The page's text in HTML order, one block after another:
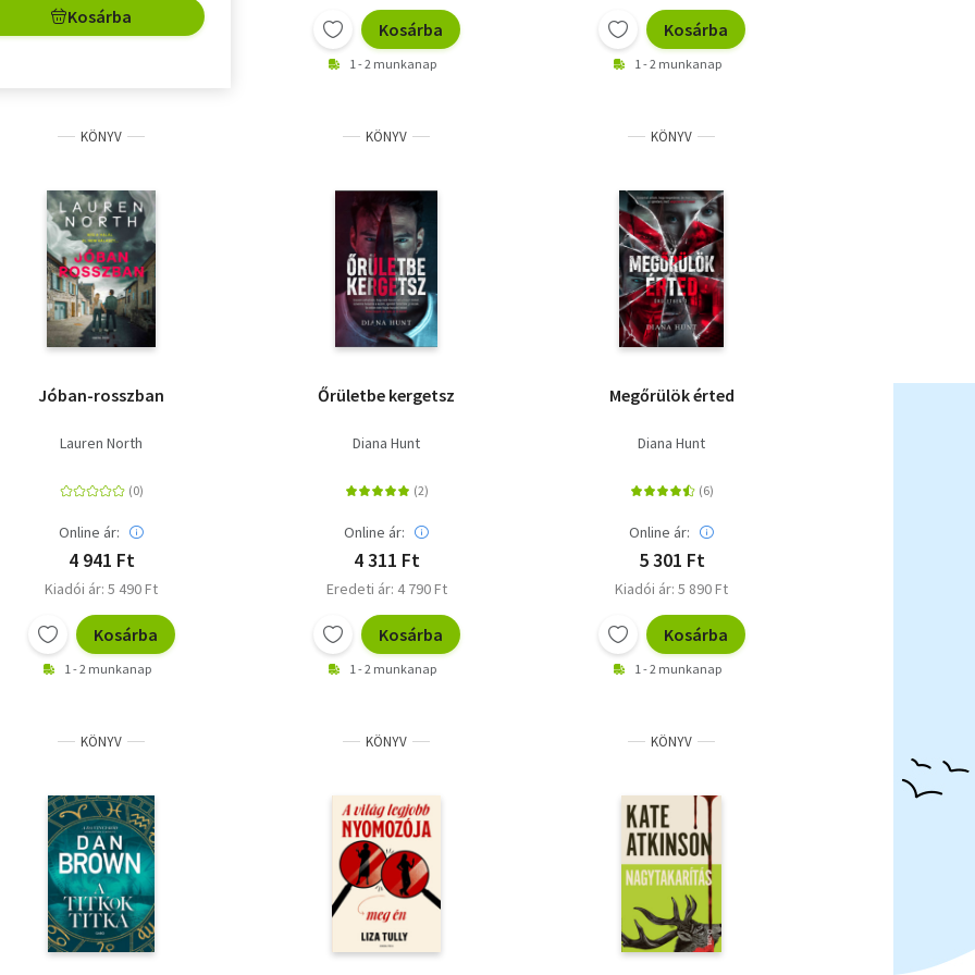
Kosárba
Kosárba
1 - 2 munkanap
Kosárba
1 - 2 munkanap
KÖNYV
Jóban-rosszban
Lauren North
Online ár:
4 941 Ft
Kiadói ár: 5 490 Ft
Kosárba
1 - 2 munkanap
KÖNYV
Őrületbe kergetsz
Diana Hunt
Online ár:
4 311 Ft
Eredeti ár: 4 790 Ft
Kosárba
1 - 2 munkanap
KÖNYV
Megőrülök érted
Diana Hunt
Online ár:
5 301 Ft
Kiadói ár: 5 890 Ft
Kosárba
1 - 2 munkanap
KÖNYV KÖNYV KÖNYV